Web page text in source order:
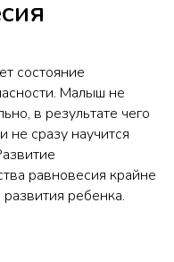
состояние
Малыш не
в результате чего
не сразу научится
равновесия крайне
ребенка.